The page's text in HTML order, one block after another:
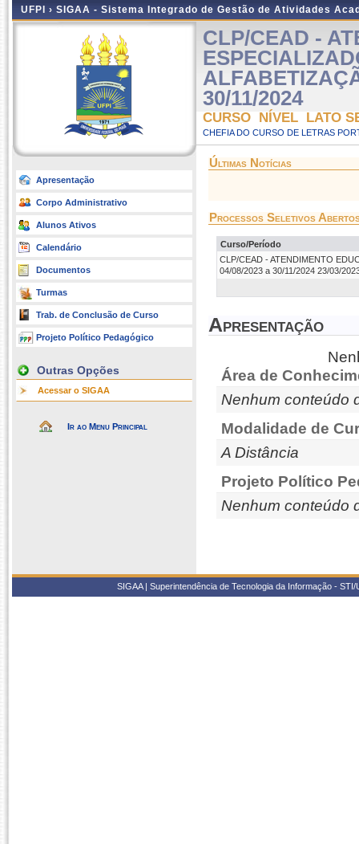
UFPI › SIGAA - Sistema Integrado de Gestão de Atividades
Apresentação
Corpo Administrativo
Alunos Ativos
Calendário
Documentos
Turmas
Trab. de Conclusão de Curso
Projeto Político Pedagógico
Outras Opções
Acessar o SIGAA
Ir ao Menu Principal
CLP/CEAD -
30/11/2024
CURSO NÍVEL LATO
CHEFIA DO CURSO DE LETRAS
Últimas Notícias
Processos Seletivos
Curso/Período
CLP/CEAD - ATENDIMENTO
04/08/2023 a 30/11/2024 23/03/
Apresentação
Área de
Nenhum conteúdo
Modalidade de
A Distância
Projeto Político
Nenhum conteúdo
SIGAA | Superintendência de Tecnologia da Informação -